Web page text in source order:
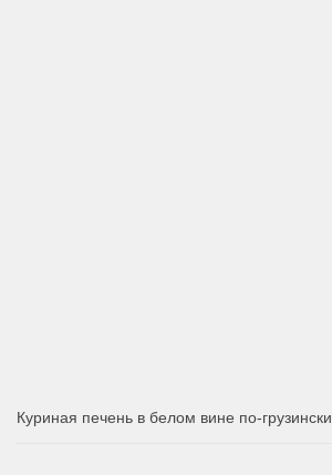
Куриная печень в белом вине по-грузински